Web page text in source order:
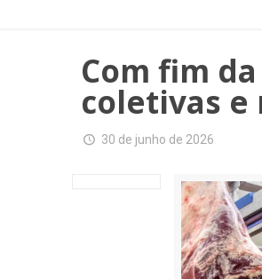
Com fim
coletivas e
30 de junho de 2026